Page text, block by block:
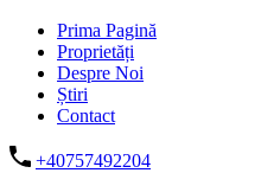
Prima Pagină
Proprietăți
Despre Noi
Știri
Contact
+40757492204